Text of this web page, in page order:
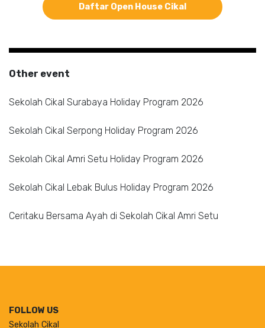
Daftar Open House Cikal
Other event
Sekolah Cikal Surabaya Holiday Program 2026
Sekolah Cikal Serpong Holiday Program 2026
Sekolah Cikal Amri Setu Holiday Program 2026
Sekolah Cikal Lebak Bulus Holiday Program 2026
Ceritaku Bersama Ayah di Sekolah Cikal Amri Setu
FOLLOW US
Sekolah Cikal